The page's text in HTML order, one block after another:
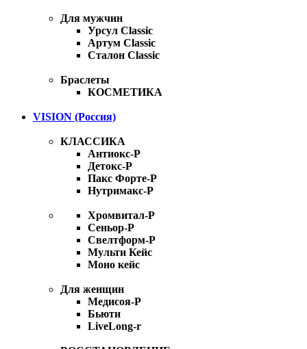
Для мужчин
Урсул Classic
Артум Classic
Сталон Classic
Браслеты
КОСМЕТИКА
VISION (Россия)
КЛАССИКА
Антиокс-Р
Детокс-Р
Пакс Форте-Р
Нутримакс-Р
Хромвитал-Р
Сеньор-Р
Свелтформ-Р
Мульти Кейс
Моно кейс
Для женщин
Медисоя-Р
Бьюти
LiveLong-r